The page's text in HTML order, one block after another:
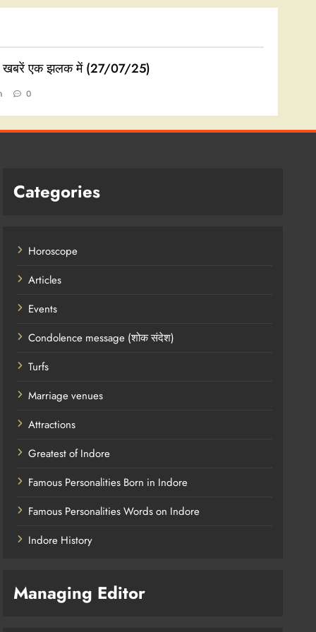
खबरें एक झलक में (27/07/25)
0
Categories
Horoscope
Articles
Events
Condolence message (शोक संदेश)
Turfs
Marriage venues
Attractions
Greatest of Indore
Famous Personalities Born in Indore
Famous Personalities Words on Indore
Indore History
Managing Editor